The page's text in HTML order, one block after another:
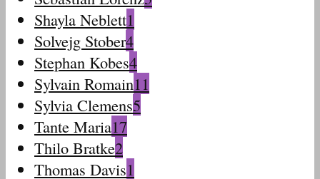
Shayla Neblett1
Solvejg Stober4
Stephan Kobes4
Sylvain Romain11
Sylvia Clemens5
Tante Maria17
Thilo Bratke2
Thomas Davis1